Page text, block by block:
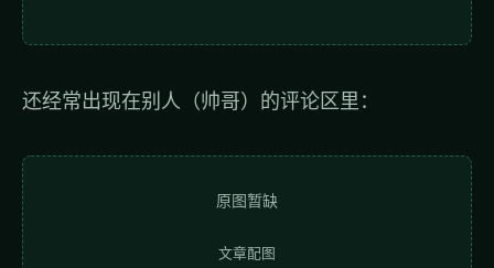
还经常出现在别人（帅哥）的评论区里：
原图暂缺
文章配图